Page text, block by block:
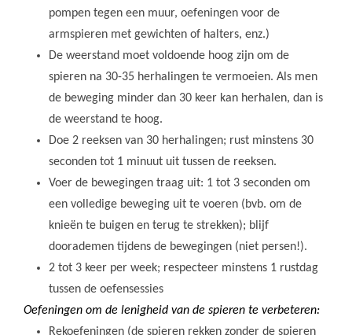
pompen tegen een muur, oefeningen voor de
armspieren met gewichten of halters, enz.)
De weerstand moet voldoende hoog zijn om de
spieren na 30-35 herhalingen te vermoeien. Als men
de beweging minder dan 30 keer kan herhalen, dan is
de weerstand te hoog.
Doe 2 reeksen van 30 herhalingen; rust minstens 30
seconden tot 1 minuut uit tussen de reeksen.
Voer de bewegingen traag uit: 1 tot 3 seconden om
een volledige beweging uit te voeren (bvb. om de
knieën te buigen en terug te strekken); blijf
doorademen tijdens de bewegingen (niet persen!).
2 tot 3 keer per week; respecteer minstens 1 rustdag
tussen de oefensessies
Oefeningen om de lenigheid van de spieren te verbeteren:
Rekoefeningen (de spieren rekken zonder de spieren